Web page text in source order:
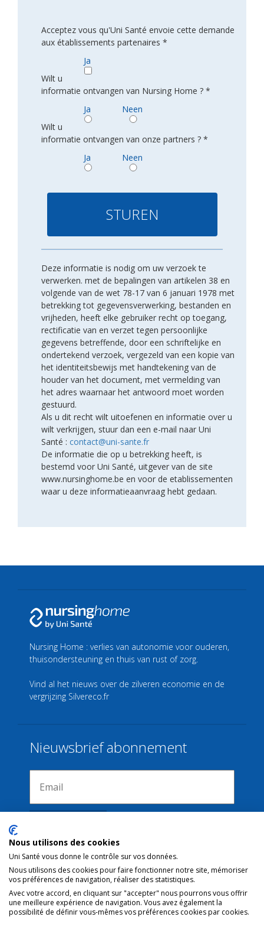
Acceptez vous qu'Uni Santé envoie cette demande
aux établissements partenaires *
Ja
Wilt u
informatie ontvangen van Nursing Home ? *
Ja
Neen
Wilt u
informatie ontvangen van onze partners ? *
Ja
Neen
Deze informatie is nodig om uw verzoek te
verwerken. met de bepalingen van artikelen 38 en
volgende van de wet 78-17 van 6 januari 1978 met
betrekking tot gegevensverwerking, bestanden en
vrijheden, heeft elke gebruiker recht op toegang,
rectificatie van en verzet tegen persoonlijke
gegevens betreffende, door een schriftelijke en
ondertekend verzoek, vergezeld van een kopie van
het identiteitsbewijs met handtekening van de
houder van het document, met vermelding van
het adres waarnaar het antwoord moet worden
gestuurd.
Als u dit recht wilt uitoefenen en informatie over u
wilt verkrijgen, stuur dan een e-mail naar Uni
Santé : contact@uni-sante.fr
De informatie die op u betrekking heeft, is
bestemd voor Uni Santé, uitgever van de site
www.nursinghome.be en voor de etablissementen
waar u deze informatieaanvraag hebt gedaan.
Nursing Home : verlies van autonomie voor ouderen,
thuisondersteuning en thuis van rust of zorg.
Vind al het nieuws over de zilveren economie en de
vergrijzing Silvereco.fr
Nieuwsbrief abonnement
Verbindingen
Juridische kennisgeving
Nous utilisons des cookies
Uni Santé vous donne le contrôle sur vos données.
Nous utilisons des cookies pour faire fonctionner notre site, mémoriser
vos préférences de navigation, réaliser des statistiques.
Avec votre accord, en cliquant sur "accepter" nous pourrons vous offrir
une meilleure expérience de navigation. Vous avez également la
possibilité de définir vous-mêmes vos préférences cookies par cookies.